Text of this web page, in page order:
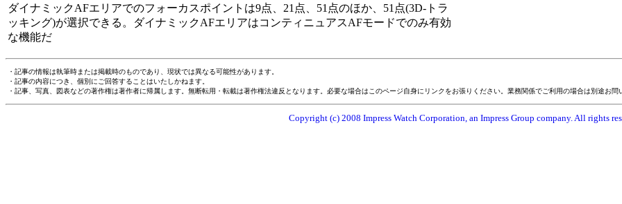
ダイナミックAFエリアでのフォーカスポイントは9点、21点、51点のほか、51点(3D-トラ
ッキング)が選択できる。ダイナミックAFエリアはコンティニュアスAFモードでのみ有効
な機能だ
・記事の情報は執筆時または掲載時のものであり、現状では異なる可能性があります。
・記事の内容につき、個別にご回答することはいたしかねます。
・記事、写真、図表などの著作権は著作者に帰属します。無断転用・転載は著作権法違反となります。必要な場合はこのページ自身にリンクをお張りください。業務関係でご利用の場合は別途お問
Copyright (c) 2008 Impress Watch Corporation, an Impress Group company. All rights